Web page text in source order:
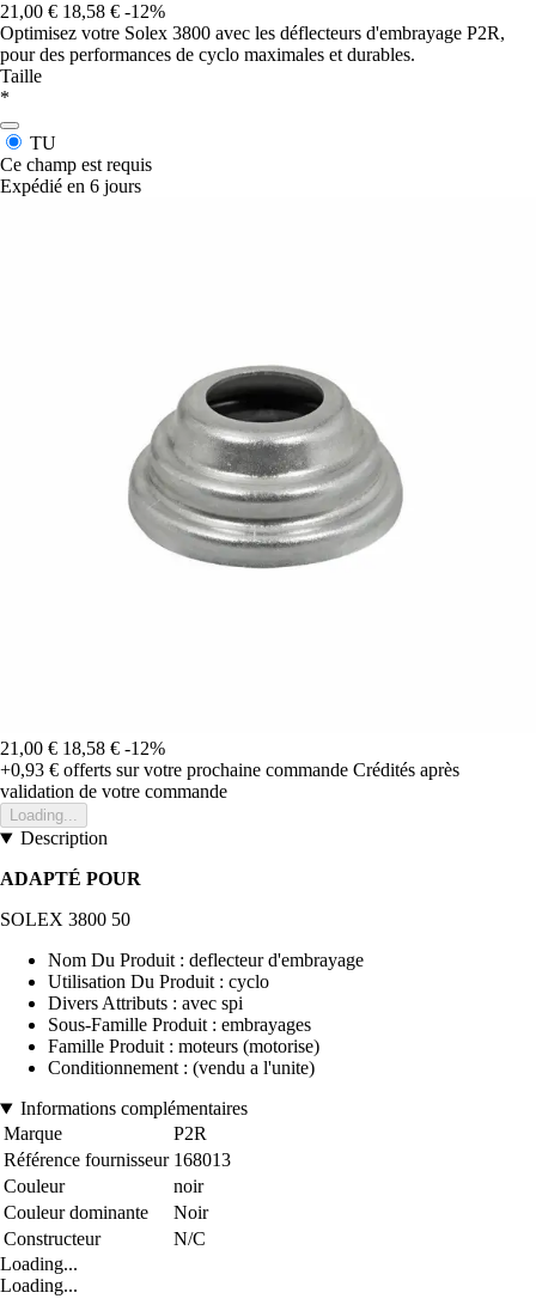
21,00 € 18,58 € -12%
Optimisez votre Solex 3800 avec les déflecteurs d'embrayage P2R,
pour des performances de cyclo maximales et durables.
Taille
*
TU
Ce champ est requis
Expédié en 6 jours
21,00 € 18,58 € -12%
+0,93 € offerts sur votre prochaine commande Crédités après
validation de votre commande
Loading...
Description
ADAPTÉ POUR
SOLEX 3800 50
Nom Du Produit : deflecteur d'embrayage
Utilisation Du Produit : cyclo
Divers Attributs : avec spi
Sous-Famille Produit : embrayages
Famille Produit : moteurs (motorise)
Conditionnement : (vendu a l'unite)
Informations complémentaires
Marque
P2R
Référence fournisseur 168013
Couleur
noir
Couleur dominante
Noir
Constructeur
N/C
Loading...
Loading...